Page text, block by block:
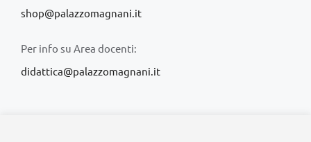
shop@palazzomagnani.it
Per info su Area docenti:
didattica@palazzomagnani.it